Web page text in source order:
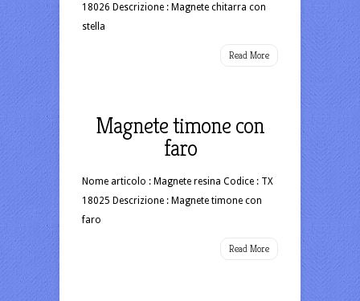
18026 Descrizione : Magnete chitarra con
stella
Read More
Magnete timone con
faro
Nome articolo : Magnete resina Codice : TX
18025 Descrizione : Magnete timone con
faro
Read More